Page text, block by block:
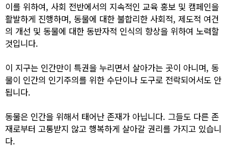
이를 위하여, 사회 전반에서의 지속적인 교육 홍보 및 캠페인을
활발하게 진행하며, 동물에 대한 불합리한 사회적, 제도적 여건
의 개선 및 동물에 대한 동반자적 인식의 향상을 위하여 노력할
것입니다.
이 지구는 인간만이 특권을 누리면서 살아가는 곳이 아니며, 동
물이 인간의 인기주의를 위한 수단이나 도구로 전락되어서도 안
됩니다.
동물은 인간을 위해서 태어난 존재가 아닙니다. 그들도 다른 존
재로부터 고통받지 않고 행복하게 살아갈 권리를 가지고 있습니
다.